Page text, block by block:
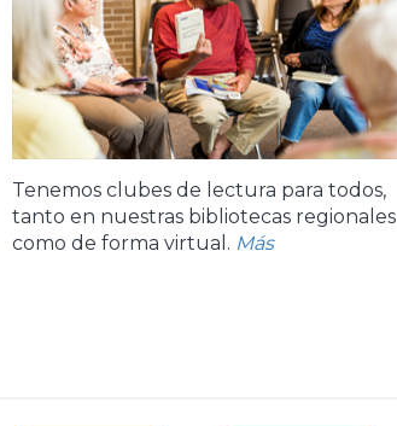
Tenemos clubes de lectura para todos,
tanto en nuestras bibliotecas regionales
como de forma virtual. Más